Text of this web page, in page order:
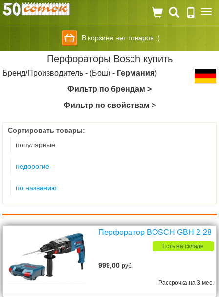
В корзине нет товаров :(
Перфораторы Bosch купить
Бренд/Производитель - (Бош) - Германия)
Фильтр по брендам >
Фильтр по свойствам >
Сортировать товары:
популярные
недорогие
по названию
Перфоратор BOSCH GBH 2-28
Есть на складе
999,00руб.
Рассрочка на 3 мес.